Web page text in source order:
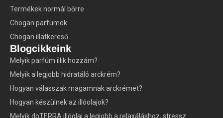
Termékek normál bőrre
Chogan parfümök
Chogan illatkereső
Blogcikkeink
Melyik parfüm illik hozzám?
Melyik a legjobb hidratáló arckrém?
Hogyan válasszak magamnak arckrémet?
Hogyan készülnek az illóolajok?
Melyik doTERRA illóolaj a legjobb a relaxáláshoz, stressz